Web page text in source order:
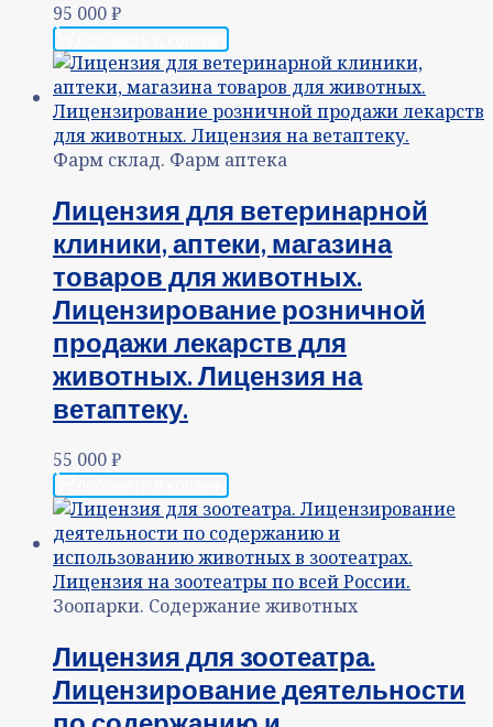
95 000₽
Фарм склад. Фарм аптека
Лицензия для ветеринарной
клиники, аптеки, магазина
товаров для животных.
Лицензирование розничной
продажи лекарств для
животных. Лицензия на
ветаптеку.
55 000₽
Зоопарки. Содержание животных
Лицензия для зоотеатра.
Лицензирование деятельности